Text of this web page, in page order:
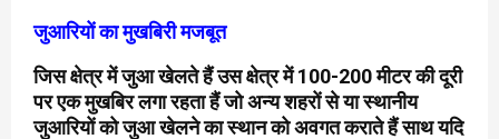
जुआरियों का मुखबिरी मजबूत
जिस क्षेत्र में जुआ खेलते हैं उस क्षेत्र में 100-200 मीटर की दूरी
पर एक मुखबिर लगा रहता हैं जो अन्य शहरों से या स्थानीय
जुआरियों को जुआ खेलने का स्थान को अवगत कराते हैं साथ यदि